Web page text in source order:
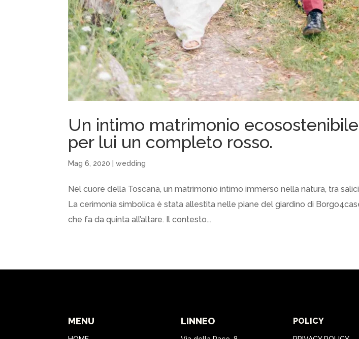
Un intimo matrimonio ecosostenibile
per lui un completo rosso.
Mag 6, 2020 |wedding
Nel cuore della Toscana, un matrimonio intimo immerso nella natura, tra
La cerimonia simbolica è stata allestita nelle piane del giardino di
che fa da quinta all’altare. Il contesto...
MENU LINNEO POLICY